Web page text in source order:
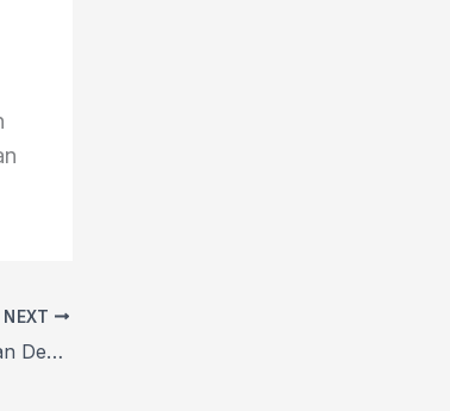
NEXT
Emas Pertahankan Kenaikan Dekat Rekor Tertinggi di Tengah Pindah ke Aman, USD yang Lebih Lemah